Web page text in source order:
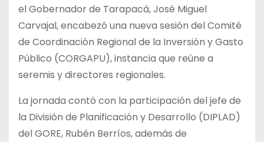
el Gobernador de Tarapacá, José Miguel
Carvajal, encabezó una nueva sesión del Comité
de Coordinación Regional de la Inversión y Gasto
Público (CORGAPU), instancia que reúne a
seremis y directores regionales.
La jornada contó con la participación del jefe de
la División de Planificación y Desarrollo (DIPLAD)
del GORE, Rubén Berríos, además de